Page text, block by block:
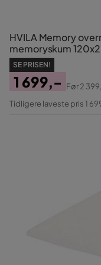
HVILA Memory
memoryskum
vaskbart trekk
SE PRISEN!
Pris
1 699,-
Original
Før2
Tidligere laveste pris 1